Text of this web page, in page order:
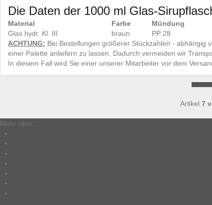
Die Daten der 1000 ml Glas-
Material Farbe Mündung
Glas hydr. Kl. III
braun PP 28
ACHTUNG: Bei Bestellungen größerer Stückzahlen - abhängig
einer Palette anliefern zu lassen. Dadurch vermeiden wir
In diesem Fall wird Sie einer unserer Mitarbeiter vor dem
Artikel 7
Mehr über...